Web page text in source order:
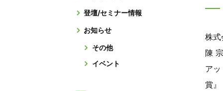
株
陳
ア
賞
登壇/セミナー情報
お知らせ
その他
イベント